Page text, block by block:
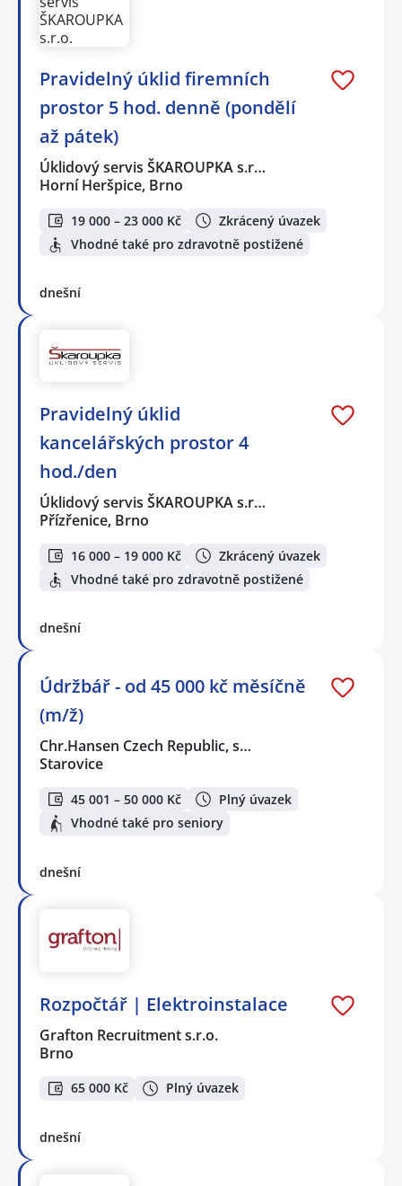
Pravidelný úklid firemních
prostor 5 hod. denně (pondělí
až pátek)
Úklidový servis ŠKAROUPKA s.r…
Horní Heršpice, Brno
19 000 – 23 000 Kč
Zkrácený úvazek
Vhodné také pro zdravotně postižené
dnešní
Pravidelný úklid
kancelářských prostor 4
hod./den
Úklidový servis ŠKAROUPKA s.r…
Přízřenice, Brno
16 000 – 19 000 Kč
Zkrácený úvazek
Vhodné také pro zdravotně postižené
dnešní
Údržbář - od 45 000 kč měsíčně
(m/ž)
Chr.Hansen Czech Republic, s…
Starovice
45 001 – 50 000 Kč
Plný úvazek
Vhodné také pro seniory
dnešní
Rozpočtář | Elektroinstalace
Grafton Recruitment s.r.o.
Brno
65 000 Kč Plný úvazek
dnešní